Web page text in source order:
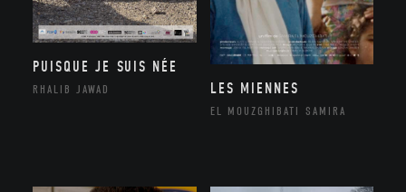
PUISQUE JE SUIS NÉE
RHALIB JAWAD LES MIENNES
EL MOUZGHIBATI SAMIRA